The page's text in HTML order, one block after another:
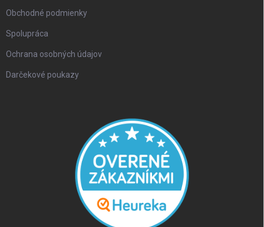
Obchodné podmienky
Spolupráca
Ochrana osobných údajov
Darčekové poukazy